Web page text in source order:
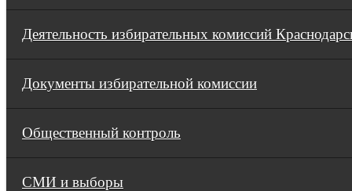
Деятельность избирательных комиссий
Документы избирательной комиссии
Общественный контроль
СМИ и выборы